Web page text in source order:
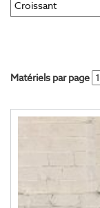
Matériels par page